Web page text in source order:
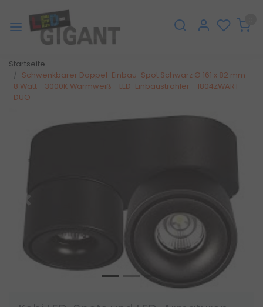
Startseite
Schwenkbarer Doppel-Einbau-Spot Schwarz Ø 161 x 82 mm -
8 Watt - 3000K Warmweiß - LED-Einbaustrahler - 1804ZWART-
DUO
Zurück